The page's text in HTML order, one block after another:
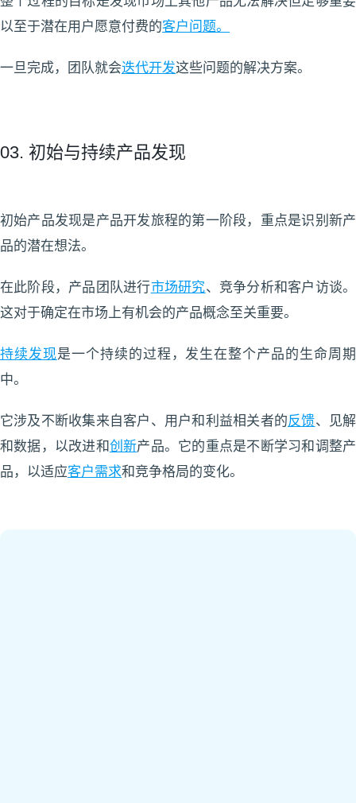
以至于潜在用户愿意付费的客户问题。
一旦完成，团队就会迭代开发这些问题的解决方案。
03. 初始与持续产品发现
初始产品发现是产品开发旅程的第一阶段，重点是识别新产
品的潜在想法。
在此阶段，产品团队进行市场研究、竞争分析和客户访谈。
这对于确定在市场上有机会的产品概念至关重要。
持续发现是一个持续的过程，发生在整个产品的生命周期
中。
它涉及不断收集来自客户、用户和利益相关者的反馈、见解
和数据，以改进和创新产品。它的重点是不断学习和调整产
品，以适应客户需求和竞争格局的变化。